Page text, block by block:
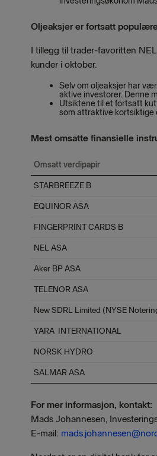
Oljeaksjer er fortsatt
I tillegg til trader-favoritten
kunder i oktober.
Selv om oljeaksjer har
aktive investorer. Denne
Utsiktene til et fortsatt
som attraktive kortsiktige
Mest omsatte finansielle
Omsatt verdipapir
STARBREEZE B
EQUINOR ASA
FINGERPRINT CARDS B
NEL ASA
Aker BP ASA
TELENOR ASA
New SDRL Limited (NYSE
YARA INTERNATIONAL
NORSK HYDRO
SALMAR ASA
For mer informasjon, kontakt:
Mads Johannesen,
E-mail: